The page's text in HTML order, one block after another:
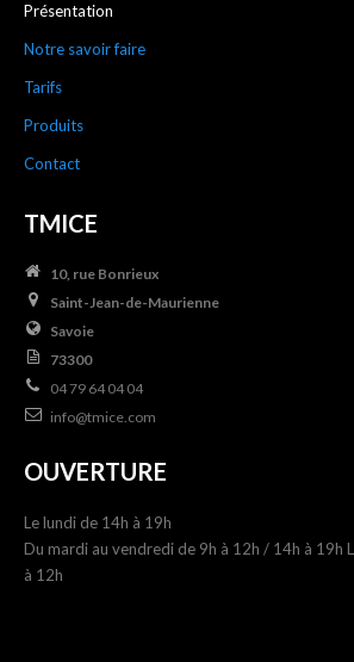
Présentation
Notre savoir faire
Tarifs
Produits
Contact
TMICE
10, rue Bonrieux
Saint-Jean-de-Maurienne
Savoie
73300
04 79 64 04 04
info@tmice.com
OUVERTURE
Le lundi de 14h à 19h
Du mardi au vendredi de 9h à 12h / 14h à 19h
à 12h